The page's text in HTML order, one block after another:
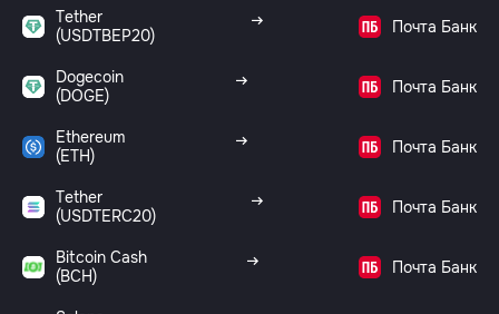
Tether
(USDTBEP20)
Почта Банк
Dogecoin
(DOGE)
Почта Банк
Ethereum
(ETH)
Почта Банк
Tether
(USDTERC20)
Почта Банк
Bitcoin Cash
(BCH)
Почта Банк